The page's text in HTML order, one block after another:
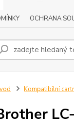
OCHRANA
Kompatibilní